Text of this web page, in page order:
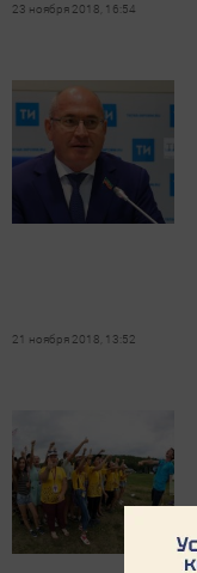
23 ноября 2018, 16:54
21 ноября 2018, 13:52